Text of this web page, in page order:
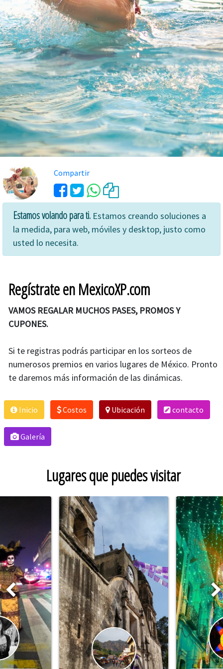
Compartir
Estamos volando para ti. Estamos creando soluciones a
la medida, para web, móviles y desktop, justo como
usted lo necesita.
Regístrate en MexicoXP.com
VAMOS REGALAR MUCHOS PASES, PROMOS Y
CUPONES.
Si te registras podrás participar en los sorteos de
numerosos premios en varios lugares de México. Pronto
te daremos más información de las dinámicas.
Inicio Costos Ubicación contacto
Galería
Lugares que puedes visitar